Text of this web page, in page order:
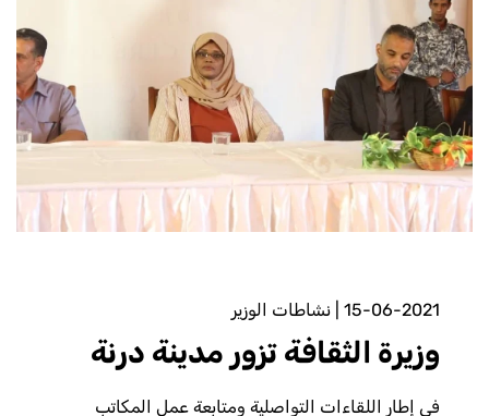
15-06-2021 نشاطات الوزير
وزيرة الثقافة تزور مدينة درنة
في إطار اللقاءات التواصلية ومتابعة عمل المكاتب